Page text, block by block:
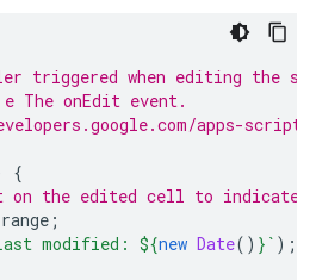
triggered when editing the
e The onEdit event.
apps-
{
on the edited cell to indicate
range ;
modified: ${new Date() } ` );